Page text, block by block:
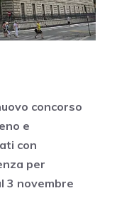
concorso
e
con
per
3 novembre